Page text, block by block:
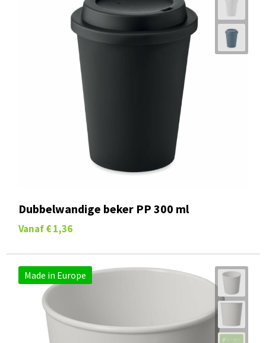
Dubbelwandige beker PP 300 ml
Vanaf € 1,36
Made in Europe